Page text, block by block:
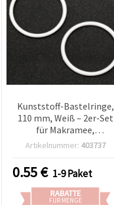
Kunststoff-Bastelringe,
110 mm, Weiß – 2er-Set
für Makramee,
Traumfänger &
Artikelnummer: 403737
0.55€ 1-9 Paket
RABATTE
FÜR MENGE